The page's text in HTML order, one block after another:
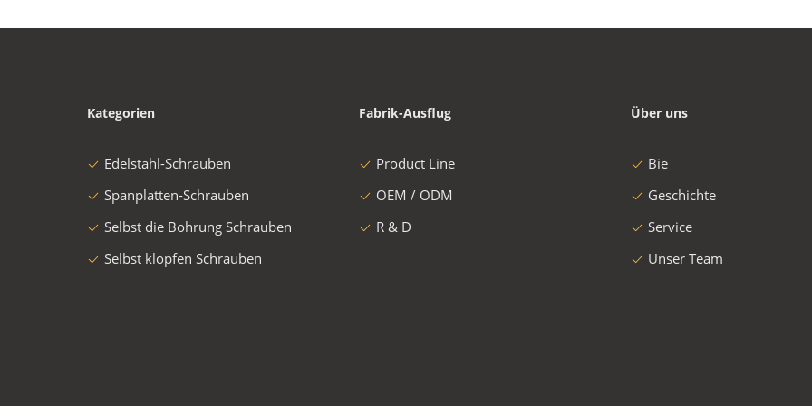
Kategorien
Edelstahl-Schrauben
Spanplatten-Schrauben
Selbst die Bohrung Schrauben
Selbst klopfen Schrauben
Fabrik-Ausflug
Product Line
OEM / ODM
R & D
Über uns
Bie
Geschichte
Service
Unser Team